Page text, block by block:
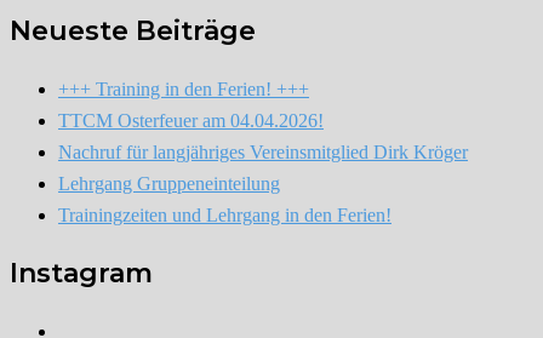
Neueste Beiträge
+++ Training in den Ferien! +++
TTCM Osterfeuer am 04.04.2026!
Nachruf für langjähriges Vereinsmitglied Dirk Kröger
Lehrgang Gruppeneinteilung
Trainingzeiten und Lehrgang in den Ferien!
Instagram